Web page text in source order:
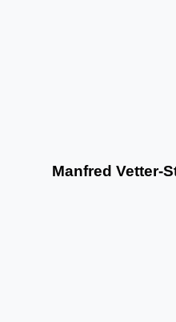
Manfred Vetter-